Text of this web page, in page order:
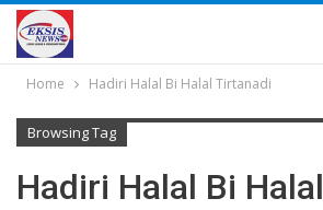
Home Hadiri Halal Bi Halal Tirtanadi
Browsing Tag
Hadiri Halal Bi Halal